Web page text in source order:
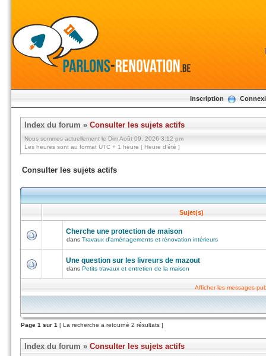
Inscription
Index du forum » Consulter les sujets actifs
Nous sommes actuellement le Dim Août 09, 2026 3:12 pm
Les heures sont au format UTC + 1 heure [ Heure d’été ]
Consulter les sujets actifs
Sujet(s)
Cherche une protection de maison
dans Travaux d'aménagements et rénovation intérieurs
Une question sur les livreurs de mazout
dans Petits travaux et entretien de la maison
Afficher les messages
Page 1 sur 1 [ La recherche a retourné 2 résultats ]
Index du forum » Consulter les sujets actifs